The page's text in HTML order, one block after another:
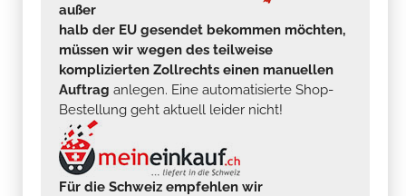
außer
halb der EU gesendet bekommen möchten,
müssen wir wegen des teilweise
komplizierten Zollrechts einen manuellen
Auftrag anlegen. Eine automatisierte Shop-
Bestellung geht aktuell leider nicht!
Für die Schweiz empfehlen wir